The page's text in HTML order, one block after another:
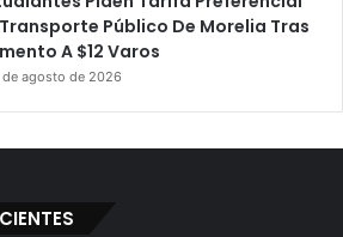
Transporte Público De Morelia Tras
A $12 Varos
agosto de 2026